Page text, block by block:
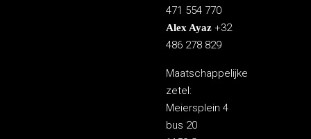
471 554 770
Alex Ayaz +32
486 278 829
Maatschappelijke
zetel:
Meiersplein 4
bus 20